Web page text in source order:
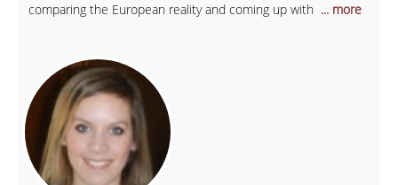
comparing the European reality and coming up with ... more